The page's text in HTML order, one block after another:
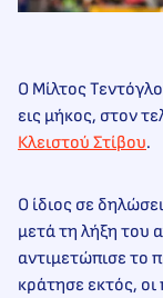
Ο Μίλτος
εις μήκος, στον
Κλειστού Στίβου.
Ο ίδιος σε
μετά τη λήξη του
αντιμετώπισε το
κράτησε εκτός,